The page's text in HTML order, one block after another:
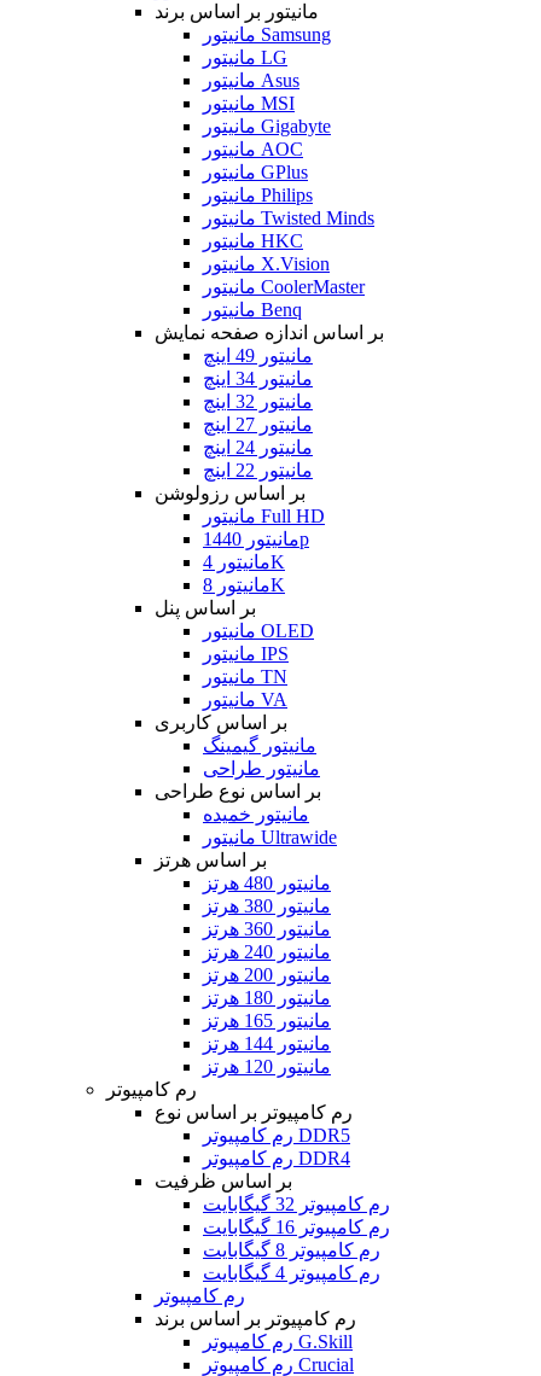
مانیتور بر اساس برند
مانیتور Samsung
مانیتور LG
مانیتور Asus
مانیتور MSI
مانیتور Gigabyte
مانیتور AOC
مانیتور GPlus
مانیتور Philips
مانیتور Twisted Minds
مانیتور HKC
مانیتور X.Vision
مانیتور CoolerMaster
مانیتور Benq
بر اساس اندازه صفحه نمایش
مانیتور 49 اینچ
مانیتور 34 اینچ
مانیتور 32 اینچ
مانیتور 27 اینچ
مانیتور 24 اینچ
مانیتور 22 اینچ
بر اساس رزولوشن
مانیتور Full HD
مانیتور 1440p
مانیتور 4K
مانیتور 8K
بر اساس پنل
مانیتور OLED
مانیتور IPS
مانیتور TN
مانیتور VA
بر اساس کاربری
مانیتور گیمینگ
مانیتور طراحی
بر اساس نوع طراحی
مانیتور خمیده
مانیتور Ultrawide
بر اساس هرتز
مانیتور 480 هرتز
مانیتور 380 هرتز
مانیتور 360 هرتز
مانیتور 240 هرتز
مانیتور 200 هرتز
مانیتور 180 هرتز
مانیتور 165 هرتز
مانیتور 144 هرتز
مانیتور 120 هرتز
رم کامپیوتر
رم کامپیوتر بر اساس نوع
رم کامپیوتر DDR5
رم کامپیوتر DDR4
بر اساس ظرفیت
رم کامپیوتر 32 گیگابایت
رم کامپیوتر 16 گیگابایت
رم کامپیوتر 8 گیگابایت
رم کامپیوتر 4 گیگابایت
رم کامپیوتر
رم کامپیوتر بر اساس برند
رم کامپیوتر G.Skill
رم کامپیوتر Crucial